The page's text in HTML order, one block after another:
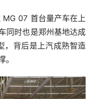
07 首台量产车在上
同时也是郑州基地达成
，背后是上汽成熟智造